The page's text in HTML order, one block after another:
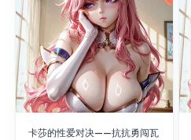
卡莎的性爱对决——抗抗勇闯瓦